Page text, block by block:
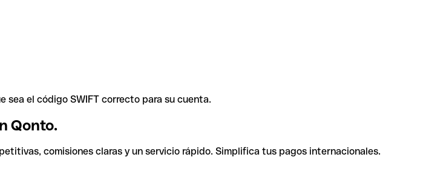
el código SWIFT correcto para su cuenta.
Qonto.
comisiones claras y un servicio rápido. Simplifica tus pagos internacionales.